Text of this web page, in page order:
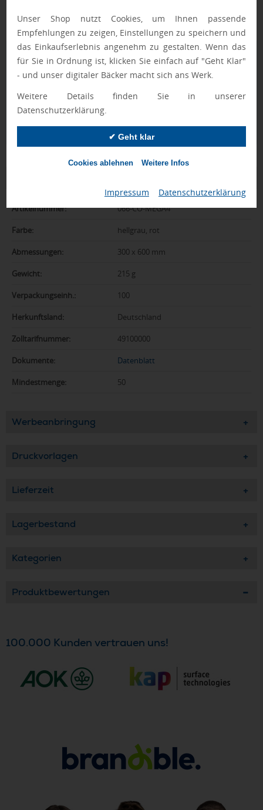
Unser Shop nutzt Cookies, um Ihnen passende
Empfehlungen zu zeigen, Einstellungen zu speichern und
das Einkaufserlebnis angenehm zu gestalten. Wenn das
für Sie in Ordnung ist, klicken Sie einfach auf "Geht Klar"
- und unser digitaler Bäcker macht sich ans Werk.
Weitere Details finden Sie in unserer
Datenschutzerklärung.
✔ Geht klar
Cookies ablehnen Weitere Infos
Impressum Datenschutzerklärung
Muster wird mit einem Beispieldruck geliefert.
Geprüft von Ewa
Nur Produkte, die unserenQualitätscheckbestehen,
Ewa Engel,
Artikelnummer: 066-CO-MEGA4
Farbe: hellgrau, rot
Abmessungen: 300 x 600 mm
Gewicht: 215 g
Verpackungseinh.: 100
Herkunftsland: Deutschland
Zolltarifnummer: 49100000
Dokumente: Datenblatt
Mindestmenge: 50
Werbeanbringung
Druckvorlagen
Lieferzeit
Lagerbestand
Kategorien
Produktbewertungen
100.000 Kunden vertrauen uns!